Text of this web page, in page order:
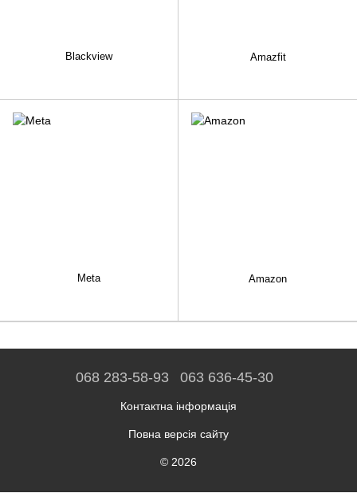
Blackview Amazfit
Meta Amazon
068 283-58-93 063 636-45-30
Контактна інформація
Повна версія сайту
© 2026